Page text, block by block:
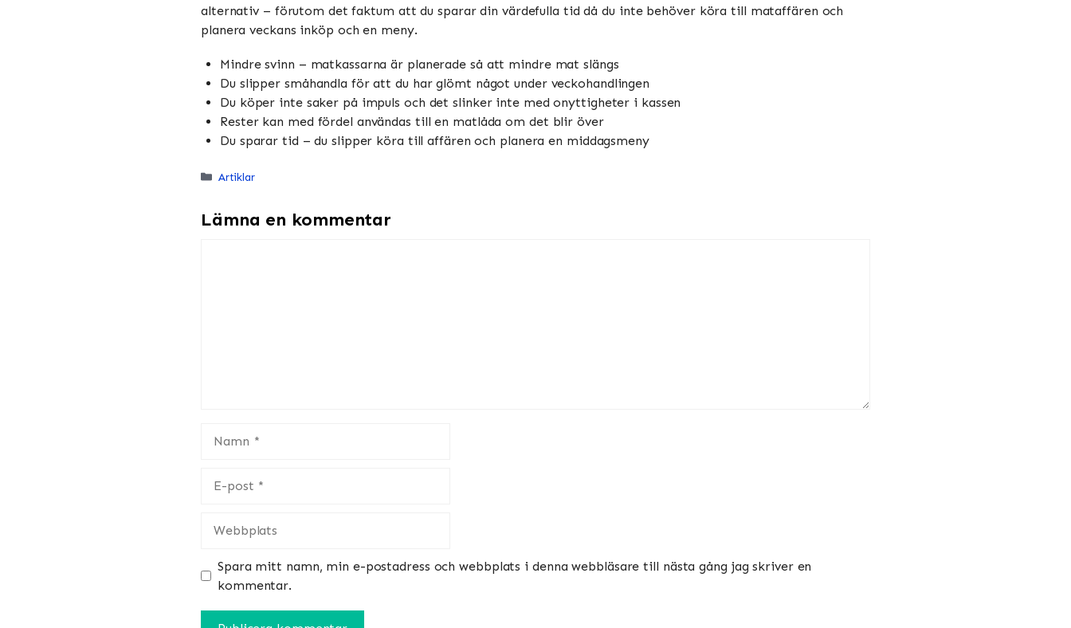
alternativ – förutom det faktum att du sparar din värdefulla tid då du inte behöver köra till mataffären och
planera veckans inköp och en meny.
Mindre svinn – matkassarna är planerade så att mindre mat slängs
Du slipper småhandla för att du har glömt något under veckohandlingen
Du köper inte saker på impuls och det slinker inte med onyttigheter i kassen
Rester kan med fördel användas till en matlåda om det blir över
Du sparar tid – du slipper köra till affären och planera en middagsmeny
Kategorier
Artiklar
Lämna en kommentar
post
Spara mitt namn, min e-postadress och webbplats i denna webbläsare till nästa gång jag skriver en
kommentar.